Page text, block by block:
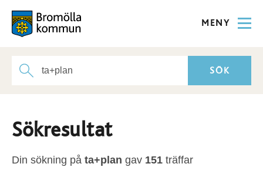
MENY
Sökresultat
Din sökning på ta+plan gav 151 träffar